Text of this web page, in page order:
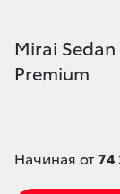
Mirai
Premium
Начиная от74